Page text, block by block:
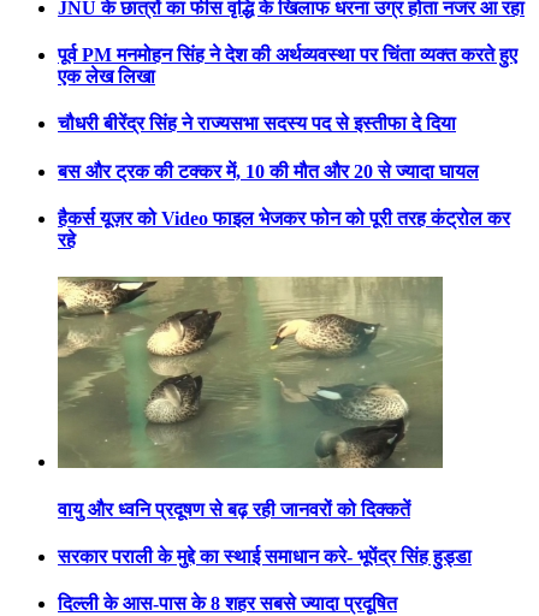
JNU के छात्रों का फीस वृद्धि के खिलाफ धरना उग्र होता नजर आ रहा
पूर्व PM मनमोहन सिंह ने देश की अर्थव्यवस्था पर चिंता व्यक्त करते हुए
एक लेख लिखा
चौधरी बीरेंद्र सिंह ने राज्यसभा सदस्य पद से इस्तीफा दे दिया
बस और ट्रक की टक्कर में, 10 की मौत और 20 से ज्यादा घायल
हैकर्स यूज़र को Video फाइल भेजकर फोन को पूरी तरह कंट्रोल कर
रहे
वायु और ध्वनि प्रदूषण से बढ़ रही जानवरों को दिक्कतें
सरकार पराली के मुद्दे का स्थाई समाधान करे- भूपेंद्र सिंह हुड्डा
दिल्ली के आस-पास के 8 शहर सबसे ज्यादा प्रदूषित